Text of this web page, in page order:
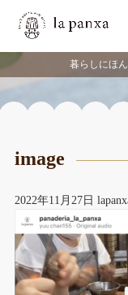
暮らしにほ
image
2022年11月27日